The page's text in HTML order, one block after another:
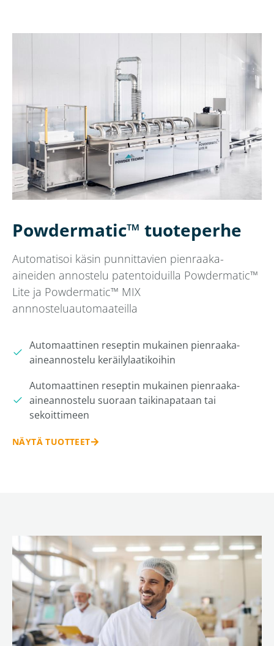
Powdermatic™ tuoteperhe
Automatisoi käsin punnittavien pienraaka-
aineiden annostelu patentoiduilla Powdermatic™
Lite ja Powdermatic™ MIX
annnosteluautomaateilla
Automaattinen reseptin mukainen pienraaka-
aineannostelu keräilylaatikoihin
Automaattinen reseptin mukainen pienraaka-
aineannostelu suoraan taikinapataan tai
sekoittimeen
NÄYTÄ TUOTTEET